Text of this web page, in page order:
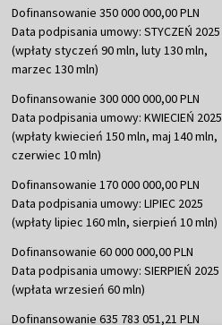
Dofinansowanie 350 000 000,00 PLN
Data podpisania umowy: STYCZEŃ 2025
(wpłaty styczeń 90 mln, luty 130 mln,
marzec 130 mln)
Dofinansowanie 300 000 000,00 PLN
Data podpisania umowy: KWIECIEŃ 2025
(wpłaty kwiecień 150 mln, maj 140 mln,
czerwiec 10 mln)
Dofinansowanie 170 000 000,00 PLN
Data podpisania umowy: LIPIEC 2025
(wpłaty lipiec 160 mln, sierpień 10 mln)
Dofinansowanie 60 000 000,00 PLN
Data podpisania umowy: SIERPIEŃ 2025
(wpłata wrzesień 60 mln)
Dofinansowanie 635 783 051,21 PLN